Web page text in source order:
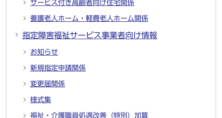
サービス付き高齢者向け住宅関係
養護老人ホーム・軽費老人ホーム関係
指定障害福祉サービス事業者向け情報
お知らせ
新規指定申請関係
変更届関係
様式集
福祉・介護職員処遇改善（特別）加算